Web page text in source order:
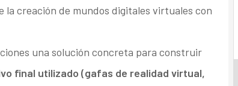
la creación de mundos digitales virtuales con
una solución concreta para construir
final utilizado (gafas de realidad virtual,